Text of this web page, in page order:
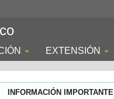
EXTENSIÓN
INFORMACIÓN IMPORTANTE